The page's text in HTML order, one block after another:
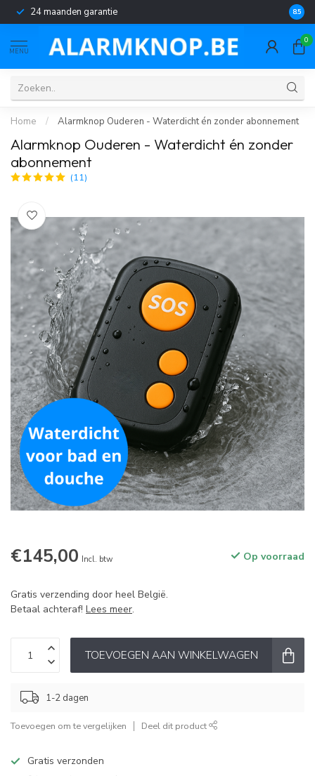
24 maanden garantie Géén
8.5
MENU
0
Home / Alarmknop Ouderen - Waterdicht én zonder abonnement
Alarmknop Ouderen - Waterdicht én zonder
abonnement
(11)
€145,00 Incl. btw Op voorraad
Gratis verzending door heel België.
Betaal achteraf! Lees meer.
TOEVOEGEN AAN WINKELWAGEN
1-2 dagen
Toevoegen om te vergelijken Deel dit product
Gratis verzonden